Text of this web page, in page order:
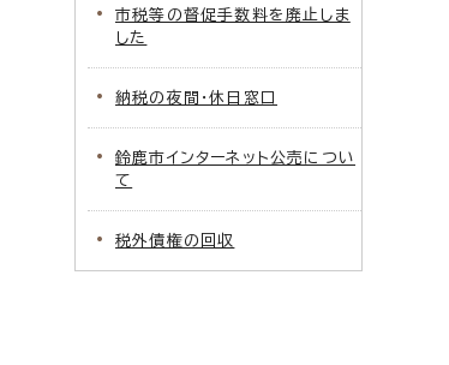
市税等の督促手数料を廃止しま
した
納税の夜間・休日窓口
鈴鹿市インターネット公売につい
て
税外債権の回収